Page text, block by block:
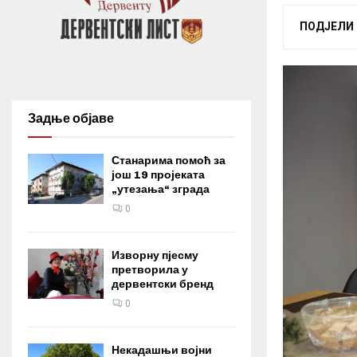
ПОДЈЕЛИ
Задње објаве
Станарима помоћ за
још 19 пројеката
„утезања“ зграда
0
Изворну пјесму
претворила у
дервентски бренд
0
Некадашњи војни